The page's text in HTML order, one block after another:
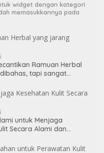
widget dengan kategori
memasukkannya pada
Ramuan Herbal
tapi sangat
untuk Menjaga
Secara Alami dan